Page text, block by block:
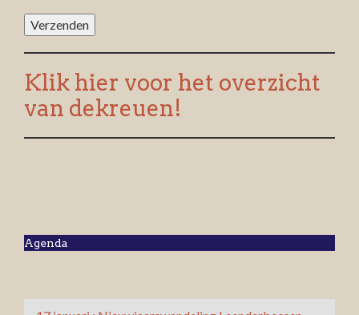
Klik hier voor het overzicht
van dekreuen!
Agenda